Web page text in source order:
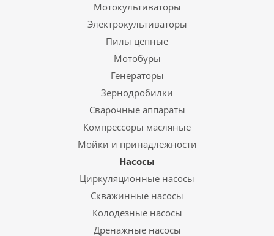
Мотокультиваторы
Электрокультиваторы
Пилы цепные
Мотобуры
Генераторы
Зернодробилки
Сварочные аппараты
Компрессоры масляные
Мойки и принадлежности
Насосы
Циркуляционные насосы
Скважинные насосы
Колодезные насосы
Дренажные насосы